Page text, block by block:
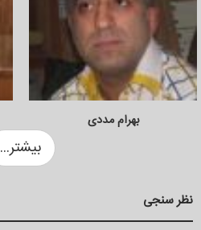
بهرام مددی
بیشتر...
نظر سنجی